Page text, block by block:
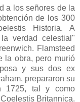
a los señores de la
de los 300
Historia. A
verdad celestial"
Flamsteed
la obra, pero murió
y sus dos ex
prepararon su
1725, tal y como
Britannica.